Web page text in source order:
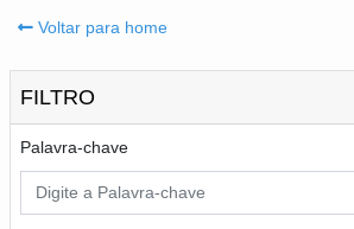
Voltar para home
FILTRO
Palavra-chave